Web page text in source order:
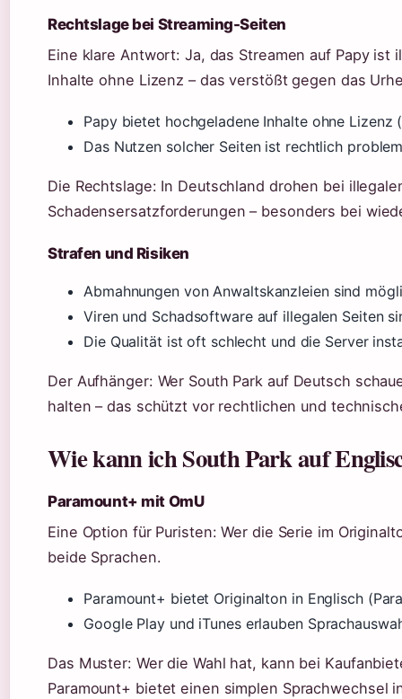
Rechtslage bei Streaming-Seiten
Eine klare Antwort: Ja, das Streamen auf Papy
Inhalte ohne Lizenz – das verstößt gegen das
Papy bietet hochgeladene Inhalte ohne Lizenz
Das Nutzen solcher Seiten ist rechtlich
Die Rechtslage: In Deutschland drohen bei
Schadensersatzforderungen – besonders bei
Strafen und Risiken
Abmahnungen von Anwaltskanzleien sind
Viren und Schadsoftware auf illegalen Seiten
Die Qualität ist oft schlecht und die Server
Der Aufhänger: Wer South Park auf Deutsch
halten – das schützt vor rechtlichen und
Wie kann ich South Park auf
Paramount+ mit OmU
Eine Option für Puristen: Wer die Serie im
beide Sprachen.
Paramount+ bietet Originalton in Englisch
Google Play und iTunes erlauben
Das Muster: Wer die Wahl hat, kann bei
Paramount+ bietet einen simplen Sprachwechsel